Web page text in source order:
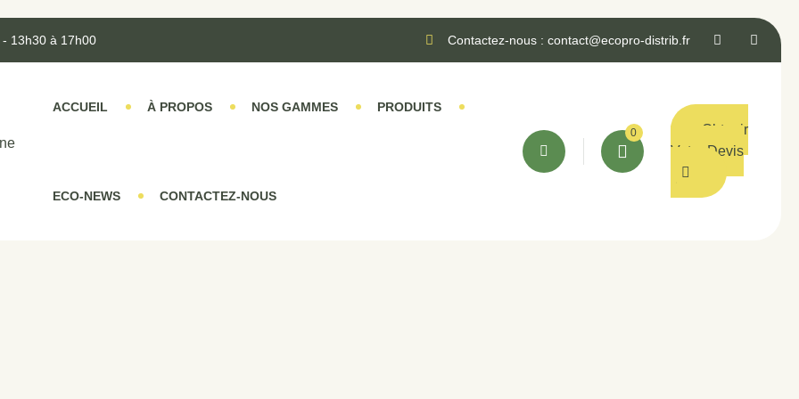
13h30 à 17h00 Contactez-nous : contact@ecopro-distrib.fr
ACCUEIL À PROPOS NOS GAMMES PRODUITS
ECO-NEWS CONTACTEZ-NOUS
0
Obtenir
Votre Devis